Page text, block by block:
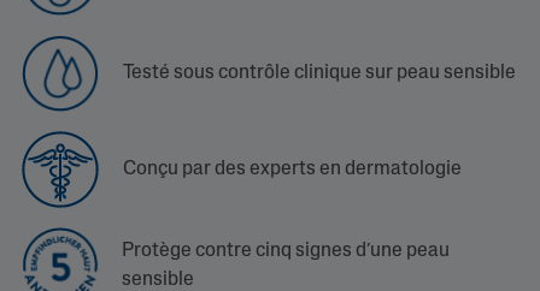
Testé sous contrôle clinique sur peau sensible
Conçu par des experts en dermatologie
Protège contre cinq signes d’une peau
sensible